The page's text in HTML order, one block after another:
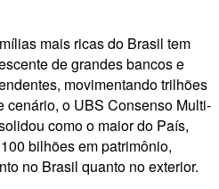
mais ricas do Brasil tem
de grandes bancos e
movimentando trilhões
cenário, o UBS Consenso Multi-
como o maior do País,
bilhões em patrimônio,
no Brasil quanto no exterior.